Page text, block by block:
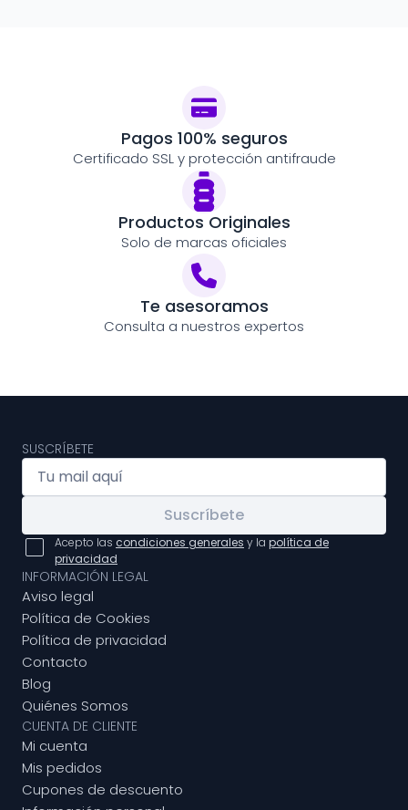
Pagos 100% seguros
Certificado SSL y protección antifraude
Productos Originales
Solo de marcas oficiales
Te asesoramos
Consulta a nuestros expertos
SUSCRÍBETE
Suscríbete
Acepto las condiciones generales y la política de
privacidad
INFORMACIÓN LEGAL
Aviso legal
Política de Cookies
Política de privacidad
Contacto
Blog
Quiénes Somos
CUENTA DE CLIENTE
Mi cuenta
Mis pedidos
Cupones de descuento